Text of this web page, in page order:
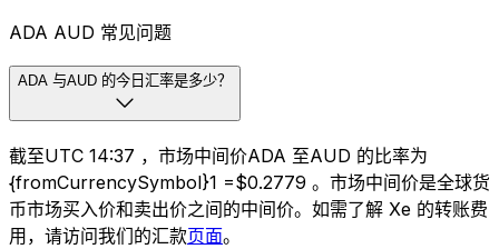
ADA AUD 常见问题
ADA 与AUD 的今日汇率是多少？
截至UTC 14:37 ，市场中间价ADA 至AUD 的比率为
{fromCurrencySymbol}1 =$0.2779 。市场中间价是全球货
币市场买入价和卖出价之间的中间价。如需了解 Xe 的转账费
用，请访问我们的汇款页面。